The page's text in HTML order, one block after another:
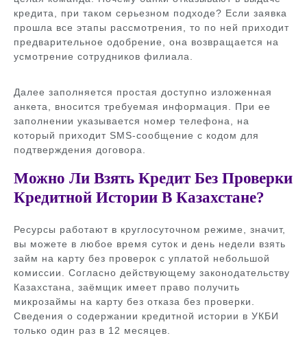
кредита, при таком серьезном подходе? Если заявка
прошла все этапы рассмотрения, то по ней приходит
предварительное одобрение, она возвращается на
усмотрение сотрудников филиала.
Далее заполняется простая доступно изложенная
анкета, вносится требуемая информация. При ее
заполнении указывается номер телефона, на
который приходит SMS-сообщение с кодом для
подтверждения договора.
Можно Ли Взять Кредит Без Проверки
Кредитной Истории В Казахстане?
Ресурсы работают в круглосуточном режиме, значит,
вы можете в любое время суток и день недели взять
займ на карту без проверок с уплатой небольшой
комиссии. Согласно действующему законодательству
Казахстана, заёмщик имеет право получить
микрозаймы на карту без отказа без проверки.
Сведения о содержании кредитной истории в УКБИ
только один раз в 12 месяцев.